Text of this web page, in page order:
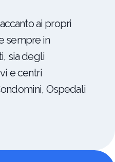
ai propri
sempre in
sia degli
e centri
Ospedali